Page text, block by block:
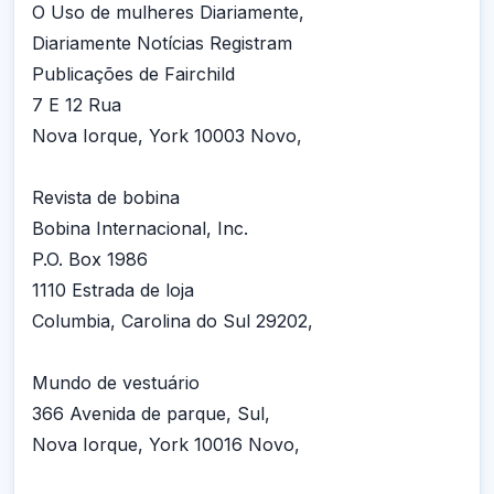
O Uso de mulheres Diariamente,
Diariamente Notícias Registram
Publicações de Fairchild
7 E 12 Rua
Nova Iorque, York 10003 Novo,
Revista de bobina
Bobina Internacional, Inc.
P.O. Box 1986
1110 Estrada de loja
Columbia, Carolina do Sul 29202,
Mundo de vestuário
366 Avenida de parque, Sul,
Nova Iorque, York 10016 Novo,